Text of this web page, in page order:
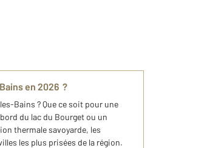
en 2026 ?
Bains ? Que ce soit pour une
du lac du Bourget ou un
thermale savoyarde, les
les plus prisées de la région.